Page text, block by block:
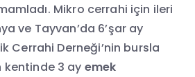
Mikro cerrahi için ileri
ve Tayvan’da 6’şar ay
Cerrahi Derneği’nin bursla
kentinde 3 ay emek